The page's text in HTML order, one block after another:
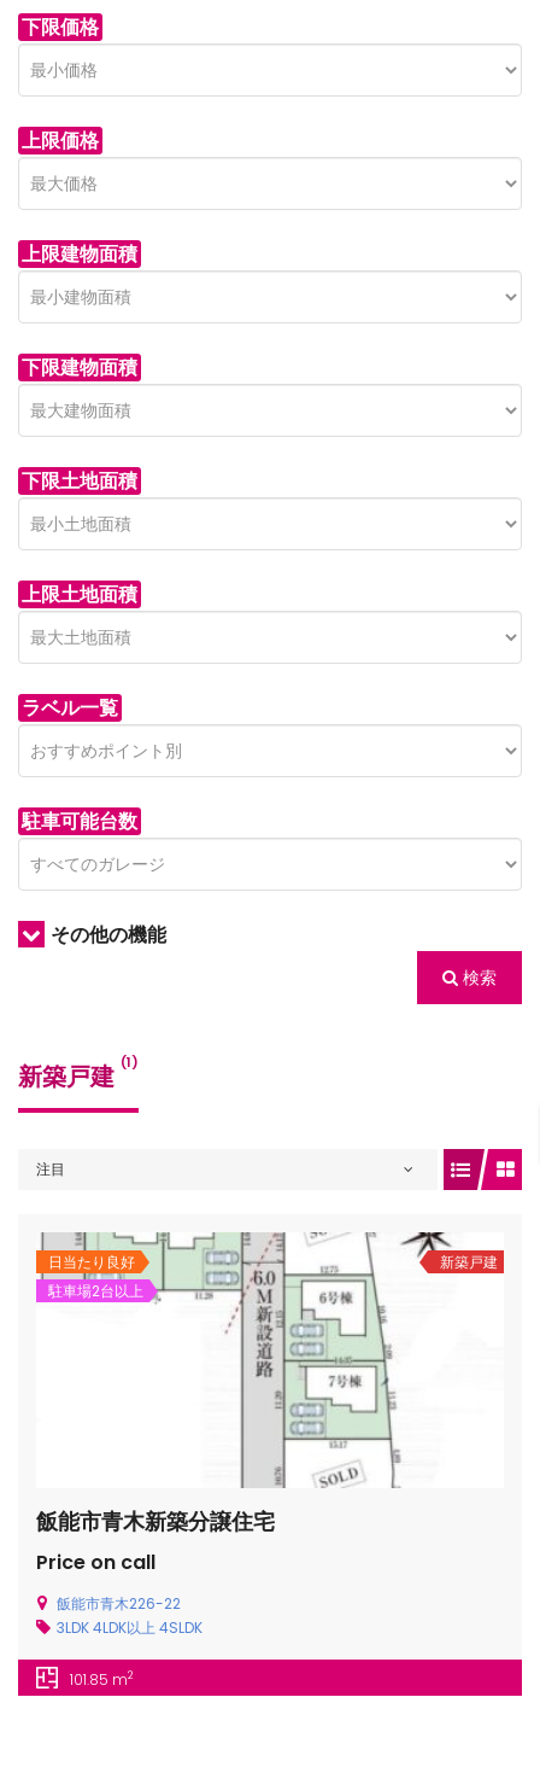
下限価格
上限価格
上限建物面積
下限建物面積
下限土地面積
上限土地面積
ラベル一覧
駐車可能台数
その他の機能
検索
新築戸建 (1)
注目
日当たり良好
駐車場2台以上
新築戸建
飯能市青木新築分譲住宅
Price on call
飯能市青木226-22
3LDK4LDK以上 4SLDK
101.85 m2
青木新築分譲住宅
on call
Price on call
セン
850
top-
manager/wp-